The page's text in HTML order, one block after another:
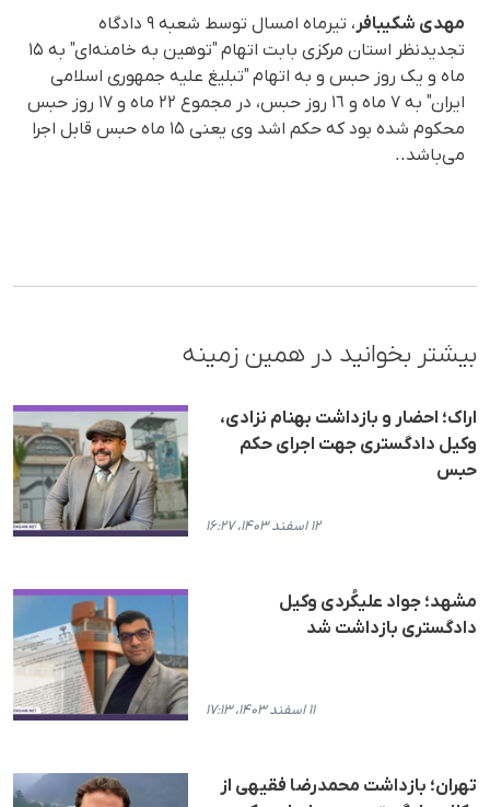
مهدی شکیبافر
، تیرماه امسال توسط شعبه ۹ دادگاه
تجدیدنظر استان مرکزی بابت اتهام "توهین به خامنه‌ای" به ١۵
ماه و یک روز حبس و به اتهام "تبلیغ علیه جمهوری اسلامی
ایران" به ٧ ماه و ١٦ روز حبس، در مجموع ٢٢ ماه و ١٧ روز حبس
محکوم شده بود که حکم اشد وی یعنی ۱۵ ماه حبس قابل اجرا
می‌باشد..
بیشتر بخوانید در همین زمینه
اراک؛ احضار و بازداشت بهنام نزادی،
وکیل دادگستری جهت اجرای حکم
حبس
۱۲ اسفند ۱۴۰۳، ۱۶:۲۷
مشهد؛ جواد علیکُردی وکیل
دادگستری بازداشت شد
۱۱ اسفند ۱۴۰۳، ۱۷:۱۳
تهران؛ بازداشت محمدرضا فقیهی از